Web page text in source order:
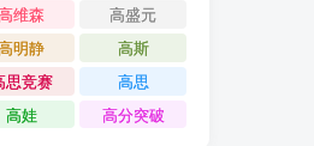
维森
高盛元
明静
高斯
思竞赛
高思
高娃 高分突破